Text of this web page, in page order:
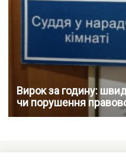
Вирок за годину:
чи порушення